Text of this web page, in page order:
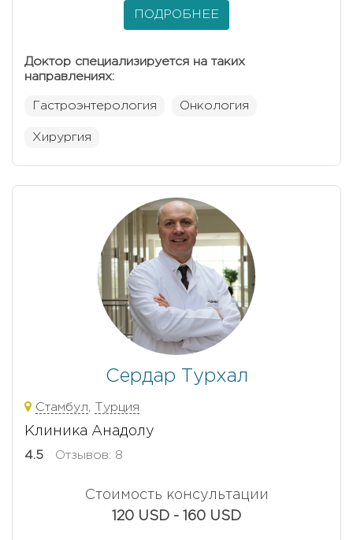
ПОДРОБНЕЕ
Доктор специализируется на таких
направлениях:
Гастроэнтерология Онкология
Хирургия
Сердар Турхал
Стамбул, Турция
Клиника Анадолу
4.5 Отзывов: 8
Стоимость консультации
120 USD - 160 USD